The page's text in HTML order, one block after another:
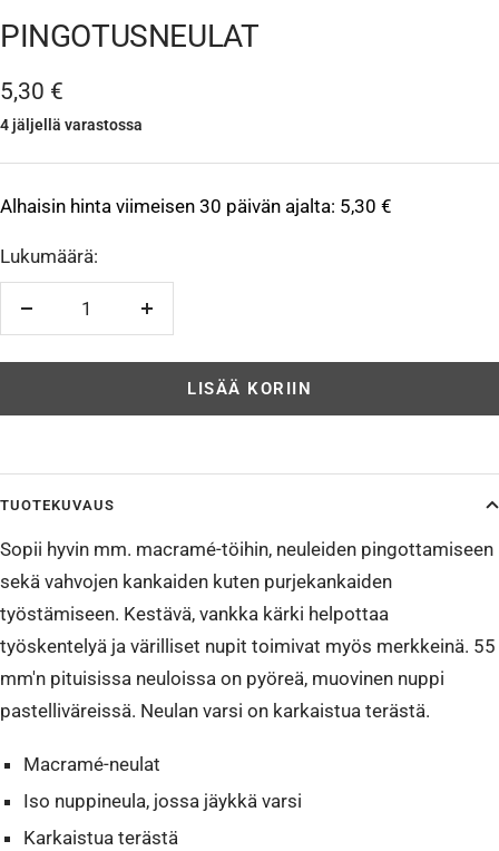
PINGOTUSNEULAT
Alennushinta
5,30 €
4 jäljellä varastossa
Alhaisin hinta viimeisen 30 päivän ajalta: 5,30 €
Lukumäärä:
Vähennä
LISÄÄ KORIIN
TUOTEKUVAUS
Sopii hyvin mm. macramé-töihin, neuleiden pingottamiseen
sekä vahvojen kankaiden kuten purjekankaiden
työstämiseen. Kestävä, vankka kärki helpottaa
työskentelyä ja värilliset nupit toimivat myös merkkeinä. 55
mm'n pituisissa neuloissa on pyöreä, muovinen nuppi
pastelliväreissä. Neulan varsi on karkaistua terästä.
Macramé-neulat
Iso nuppineula, jossa jäykkä varsi
Karkaistua terästä